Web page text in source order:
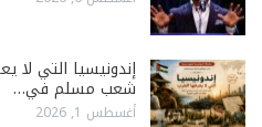
إندونيسيا التي
شعب مسلم في…
أغسطس 1, 2026